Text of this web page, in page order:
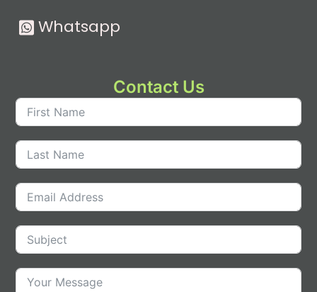
Whatsapp
Contact Us